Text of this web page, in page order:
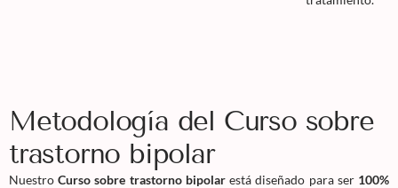
Metodología del Curso sobre
trastorno bipolar
NuestroCurso sobre trastorno bipolarestá diseñado para ser 100%